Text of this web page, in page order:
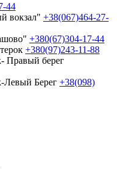
44
вокзал" +38(067)464-27-
+380(67)304-17-44
+380(97)243-11-88
Правый берег
Левый Берег +38(098)